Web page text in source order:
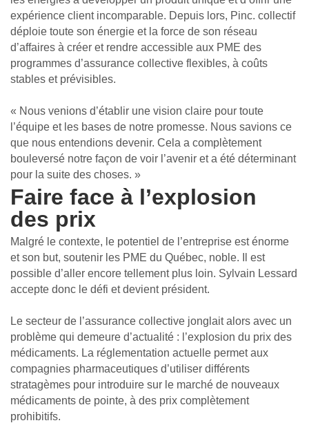
expérience client incomparable. Depuis lors, Pinc. collectif
déploie toute son énergie et la force de son réseau
d’affaires à créer et rendre accessible aux PME des
programmes d’assurance collective flexibles, à coûts
stables et prévisibles.
« Nous venions d’établir une vision claire pour toute
l’équipe et les bases de notre promesse. Nous savions ce
que nous entendions devenir. Cela a complètement
bouleversé notre façon de voir l’avenir et a été déterminant
pour la suite des choses. »
Faire face à l’explosion
des prix
Malgré le contexte, le potentiel de l’entreprise est énorme
et son but, soutenir les PME du Québec, noble. Il est
possible d’aller encore tellement plus loin. Sylvain Lessard
accepte donc le défi et devient président.
Le secteur de l’assurance collective jonglait alors avec un
problème qui demeure d’actualité : l’explosion du prix des
médicaments. La réglementation actuelle permet aux
compagnies pharmaceutiques d’utiliser différents
stratagèmes pour introduire sur le marché de nouveaux
médicaments de pointe, à des prix complètement
prohibitifs.